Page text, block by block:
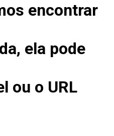
encontrar
ela pode
ou o URL